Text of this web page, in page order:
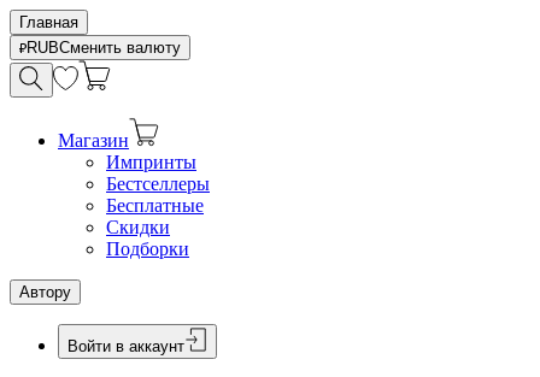
Главная
RUBСменить валюту
Магазин
Импринты
Бестселлеры
Бесплатные
Скидки
Подборки
Автору
Войти в аккаунт